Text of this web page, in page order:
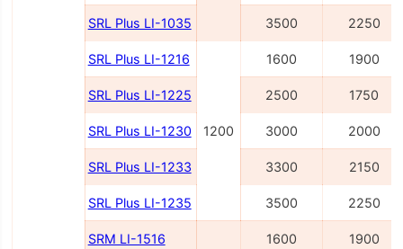
SRL Plus LI-1035 3500 2250
SRL Plus LI-1216
1200
1600 1900
SRL Plus LI-1225 2500 1750
SRL Plus LI-1230 3000 2000
SRL Plus LI-1233 3300 2150
SRL Plus LI-1235 3500 2250
SRM LI-1516 1600 1900